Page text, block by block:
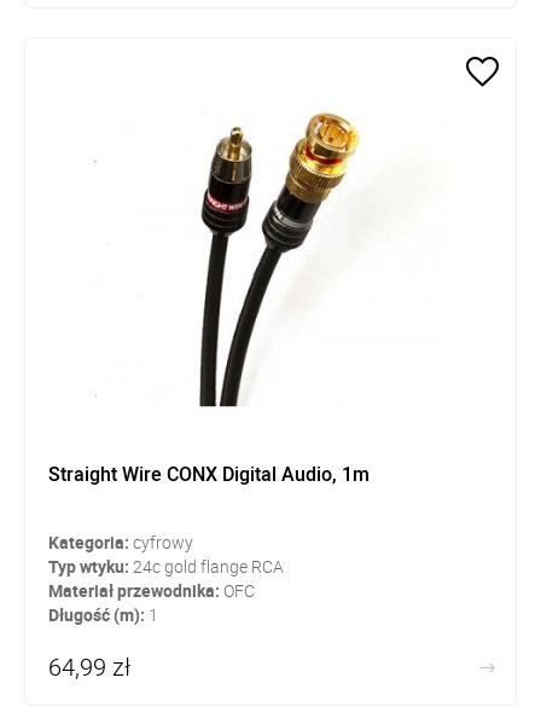
Straight Wire CONX Digital Audio, 1m
Kategoria: cyfrowy
Typ wtyku: 24c gold flange RCA
Materiał przewodnika: OFC
Długość (m): 1
64,99 zł